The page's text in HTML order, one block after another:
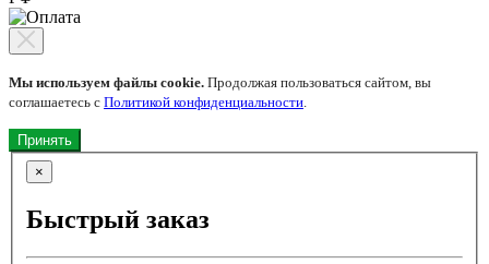
Мы используем файлы cookie. Продолжая пользоваться сайтом, вы
соглашаетесь с Политикой конфиденциальности.
Принять
×
Быстрый заказ